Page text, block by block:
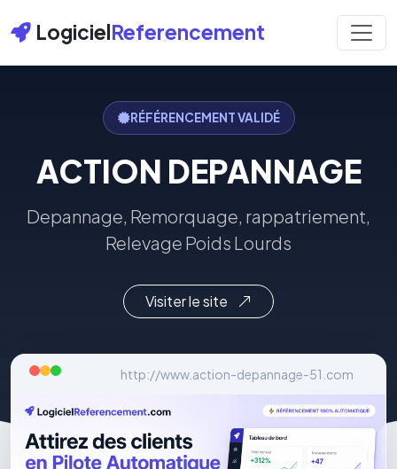
LogicielReferencement
RÉFÉRENCEMENT VALIDÉ
ACTION DEPANNAGE
Depannage, Remorquage, rappatriement,
Relevage Poids Lourds
Visiter le site
http://www.action-depannage-51.com